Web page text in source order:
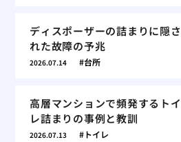
ディスポーザーの詰まりに隠さ
れた故障の予兆
2026.07.14 台所
高層マンションで頻発するトイ
レ詰まりの事例と教訓
2026.07.13 トイレ